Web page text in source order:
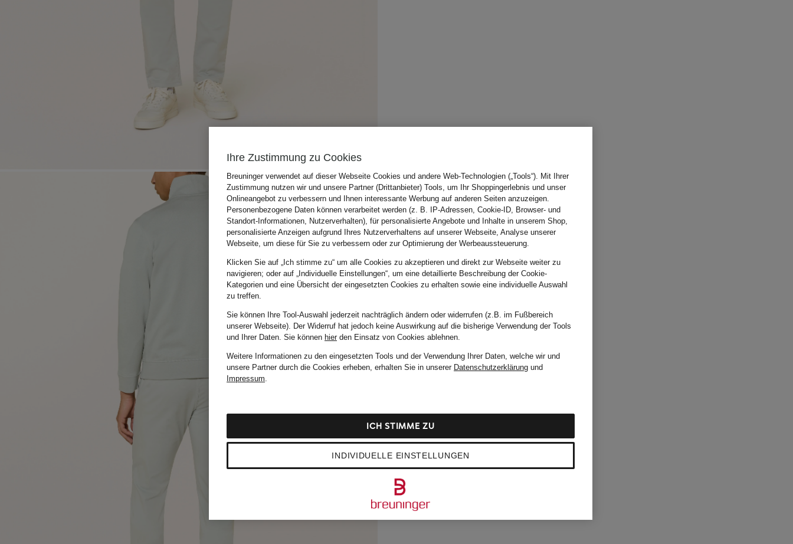
Ihre Zustimmung zu Cookies
Breuninger verwendet auf dieser Webseite Cookies und andere Web-Technologien („Tools“). Mit Ihrer
Zustimmung nutzen wir und unsere Partner (Drittanbieter) Tools, um Ihr Shoppingerlebnis und unser
Onlineangebot zu verbessern und Ihnen interessante Werbung auf anderen Seiten anzuzeigen.
Personenbezogene Daten können verarbeitet werden (z. B. IP-Adressen, Cookie-ID, Browser- und
Standort-Informationen, Nutzerverhalten), für personalisierte Angebote und Inhalte in unserem Shop,
personalisierte Anzeigen aufgrund Ihres Nutzerverhaltens auf unserer Webseite, Analyse unserer
Webseite, um diese für Sie zu verbessern oder zur Optimierung der Werbeaussteuerung.
Klicken Sie auf „Ich stimme zu“ um alle Cookies zu akzeptieren und direkt zur Webseite weiter zu
navigieren; oder auf „Individuelle Einstellungen“, um eine detaillierte Beschreibung der Cookie-
Kategorien und eine Übersicht der eingesetzten Cookies zu erhalten sowie eine individuelle Auswahl
zu treffen.
Sie können Ihre Tool-Auswahl jederzeit nachträglich ändern oder widerrufen (z.B. im Fußbereich
unserer Webseite). Der Widerruf hat jedoch keine Auswirkung auf die bisherige Verwendung der Tools
und Ihrer Daten. Sie können hierden Einsatz von Cookies ablehnen.
Weitere Informationen zu den eingesetzten Tools und der Verwendung Ihrer Daten, welche wir und
unsere Partner durch die Cookies erheben, erhalten Sie in unserer Datenschutzerklärung und
Impressum.
INDIVIDUELLE EINSTELLUNGEN
ICH STIMME ZU